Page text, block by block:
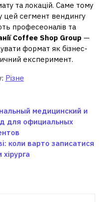
та локацій. Саме тому
цей сегмент вендингу
професеоналів та
Coffee Shop Group—
формат як бізнес-
експеримент.
Різне
медицинский и
для официальных
коли варто записатися